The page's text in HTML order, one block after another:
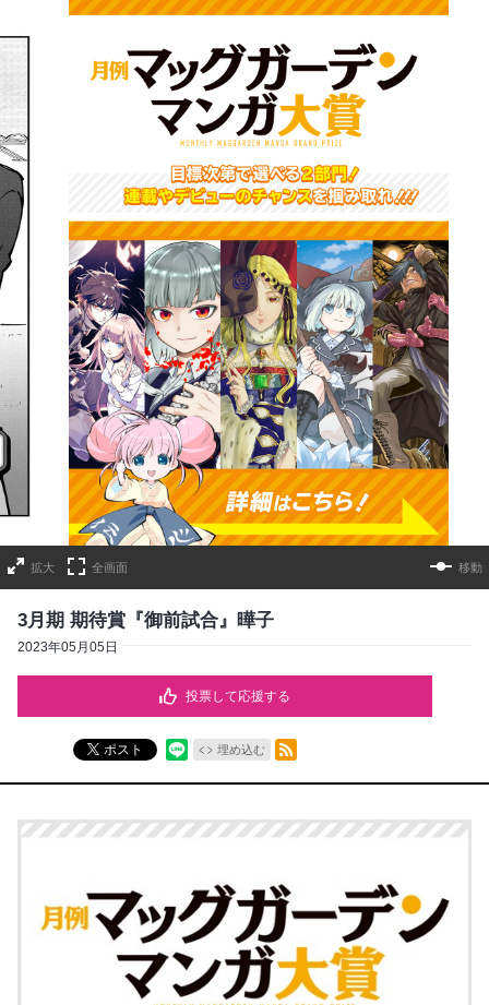
詳細ページへのリンク
拡大 全画面 移動
3月期 期待賞『御前試合』曄子
2023年05月05日
投票して応援する
ポスト 埋め込む
RSSフィード